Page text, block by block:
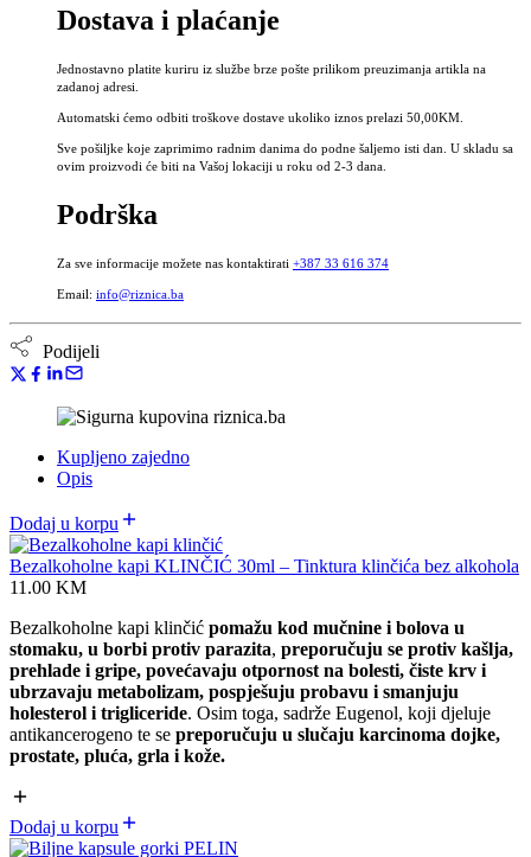
klinčića
količina
Dostava i plaćanje
Jednostavno platite kuriru iz službe brze pošte prilikom preuzimanja artikla na
zadanoj adresi.
Automatski ćemo odbiti troškove dostave ukoliko iznos prelazi 50,00KM.
Sve pošiljke koje zaprimimo radnim danima do podne šaljemo isti dan. U skladu sa
ovim proizvodi će biti na Vašoj lokaciji u roku od 2-3 dana.
Podrška
Za sve informacije možete nas kontaktirati +387 33 616 374
Email: info@riznica.ba
Podijeli
Kupljeno zajedno
Opis
Dodaj u korpu
Bezalkoholne kapi KLINČIĆ 30ml – Tinktura klinčića bez alkohola
11.00 KM
Bezalkoholne kapi klinčić pomažu kod mučnine i bolova u
stomaku, u borbi protiv parazita, preporučuju se protiv kašlja,
prehlade i gripe, povećavaju otpornost na bolesti, čiste krv i
ubrzavaju metabolizam, pospješuju probavu i smanjuju
holesterol i trigliceride. Osim toga, sadrže Eugenol, koji djeluje
antikancerogeno te se preporučuju u slučaju karcinoma dojke,
prostate, pluća, grla i kože.
Dodaj u korpu